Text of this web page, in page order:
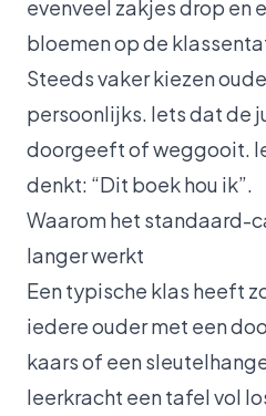
evenveel zakjes drop en
bloemen op de
Steeds vaker kiezen
persoonlijks. Iets dat de
doorgeeft of weggooit.
denkt: “Dit boek hou ik”.
Waarom het standaard-
langer werkt
Een typische klas heeft
iedere ouder met een
kaars of een
leerkracht een tafel vol